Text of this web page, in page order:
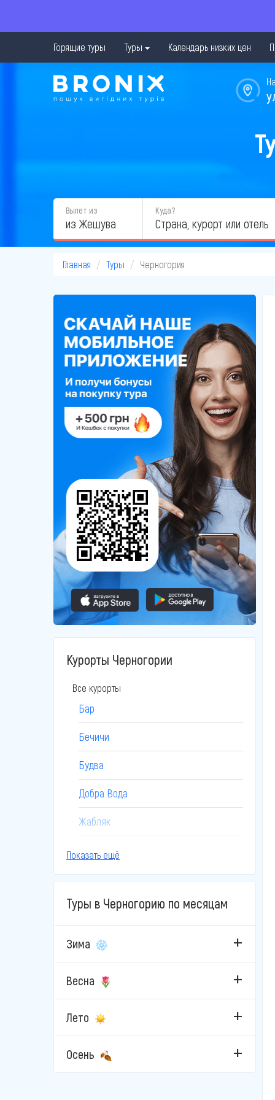
Горящие туры Туры Календарь низких цен
Вылет из
из Жешува
Куда?
Главная Туры Черногория
Курорты Черногории
Все курорты
Бар
Бечичи
Будва
Добра Вода
Жабляк
Колашин
Котор
Петровац
Подгорица
Пржно
Рафаиловичи
Свети-Стефан
Показать ещё
Туры в Черногорию по месяцам
Зима
Весна
Лето
Осень